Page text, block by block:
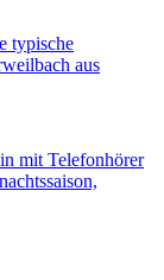
typische
aus
mit Telefonhörer